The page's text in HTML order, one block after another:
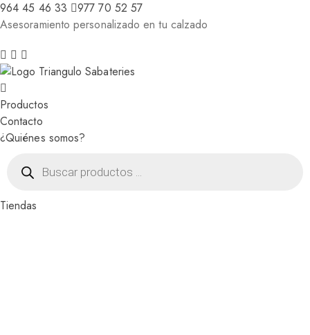
964 45 46 33
977 70 52 57
Asesoramiento personalizado en tu calzado
Productos
Contacto
¿Quiénes somos?
productos
Tiendas